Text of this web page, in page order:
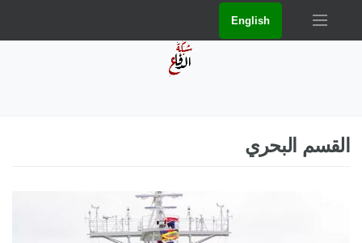
English
القسم البحري